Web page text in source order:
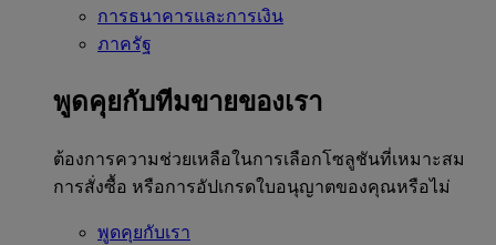
การธนาคารและการเงิน
ภาครัฐ
พูดคุยกับทีมขายของเรา
ต้องการความช่วยเหลือในการเลือกโซลูชันที่เหมาะสม
การสั่งซื้อ หรือการอัปเกรดใบอนุญาตของคุณหรือไม่
พูดคุยกับเรา